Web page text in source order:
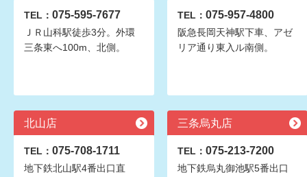
TEL： 075-595-7677
ＪＲ山科駅徒歩3分。外環
三条東へ100m、北側。
TEL： 075-957-4800
阪急長岡天神駅下車、アゼ
リア通り東入ル南側。
北山店
TEL： 075-708-1711
地下鉄北山駅4番出口直
三条烏丸店
TEL： 075-213-7200
地下鉄烏丸御池駅5番出口